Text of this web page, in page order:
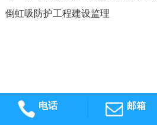
倒虹吸防护工程建设监理
电话 邮箱